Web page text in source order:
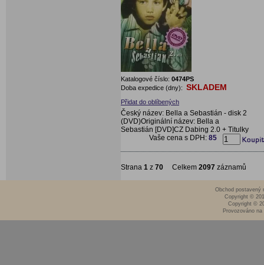
Katalogové číslo: 0474PS
Doba expedice (dny): SKLADEM
Přidat do oblíbených
Český název: Bella a Sebastián - disk 2
(DVD)Originální název: Bella a
Sebastián [DVD]CZ Dabing 2.0 + Titulky
Vaše cena s DPH: 85
Strana 1 z 70 Celkem 2097 záznamů
Obchod postavený
Copyright ©
Copyright ©
Provozováno